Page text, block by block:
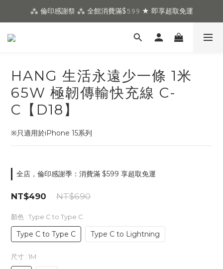
⁂ 倫印感謝祭 ⁂ 全館消費滿$𝟻𝟿𝟿 ★ 即享超取免運
HANG 生活永遠少一條 1米
65W 極韌傳輸快充線 C-
C【D18】
※只適用於iPhone 15系列
全店，倫印感謝季：消費滿 $599 享超取免運
NT$690
NT$490
顏色 : Type C to Type C
Type C to Type C Type C to Lightning
尺寸 : 1M